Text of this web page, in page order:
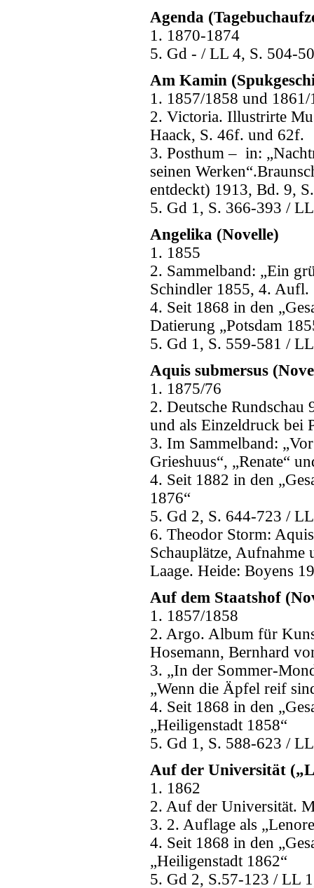
Agenda
1. 1870-1874
5. Gd - / LL 4, S. 504-
Am Kamin
1. 1857/1858 und 1861/
2. Victoria. Illustrirte
Haack, S. 46f. und 62f.
3. Posthum – in:
seinen
entdeckt) 1913, Bd. 9,
5. Gd 1, S. 366-393 /
Angelika (Novelle)
1. 1855
2. Sammelband: „Ein
Schindler 1855, 4. Aufl.
4. Seit 1868 in den
Datierung „Potsdam
5. Gd 1, S. 559-581 /
Aquis submersus
1. 1875/76
2. Deutsche
und als Einzeldruck bei
3. Im Sammelband:
Grieshuus“, „Renate“
4. Seit 1882 in den
1876“
5. Gd 2, S. 644-723 /
6. Theodor Storm:
Schauplätze,
Laage. Heide: Boyens
Auf dem Staatshof
1. 1857/1858
2. Argo. Album für
Hosemann, Bernhard
3. „In der Sommer-
„Wenn die Äpfel reif
4. Seit 1868 in den
„Heiligenstadt 1858“
5. Gd 1, S. 588-623 /
Auf der Universität
1. 1862
2. Auf der Universität.
3. 2. Auflage als
4. Seit 1868 in den
„Heiligenstadt 1862“
5. Gd 2, S.57-123 / LL